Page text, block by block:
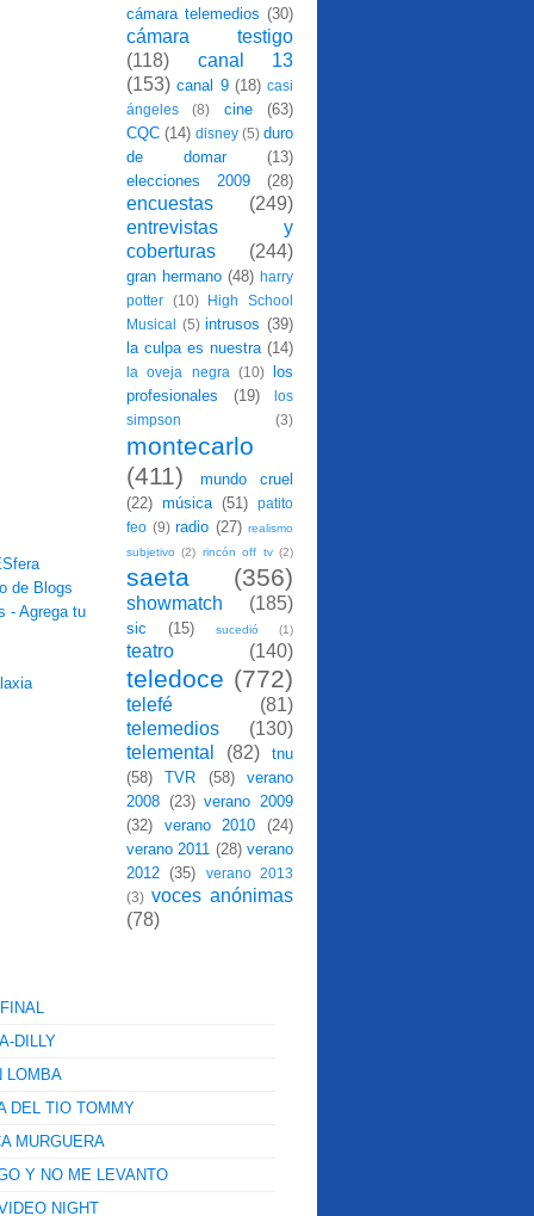
cámara telemedios (30)
cámara testigo
(118)
canal 13
(153) canal 9 (18) casi
ángeles
(8) cine
(63)
CQC (14) disney (5) duro
de domar
(13)
elecciones 2009
(28)
encuestas
(249)
entrevistas y
coberturas
(244)
gran hermano (48) harry
potter
(10)
High School
Musical (5) intrusos (39)
la culpa es nuestra (14)
la oveja negra (10) los
profesionales
(19)
los
simpson
(3)
montecarlo
(411)
mundo cruel
(22) música (51)
patito
feo (9) radio (27) realismo
subjetivo (2) rincón off tv (2)
saeta (356)
showmatch (185)
sic (15) sucedió (1)
teatro (140)
teledoce (772)
telefé
(81)
telemedios
(130)
telemental
(82)
tnu
(58)
TVR (58)
verano
2008 (23) verano 2009
(32)
verano 2010
(24)
verano 2011 (28) verano
2012 (35)
verano 2013
(3) voces anónimas
(78)
DILLY
LOMBA
DEL TIO TOMMY
MURGUERA
Y NO ME LEVANTO
NIGHT